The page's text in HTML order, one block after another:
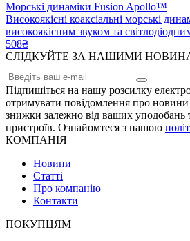
Морські динаміки Fusion Apollo™
Високоякісні коаксіальні морські
високоякісним звуком та
508₴
СЛІДКУЙТЕ ЗА НАШИМИ
Підпишіться на нашу розсилку
отримувати повідомлення про
знижки залежно від ваших уподобань
пристроїв. Ознайомтеся з нашою
КОМПАНІЯ
Новини
Статті
Про компанію
Контакти
ПОКУПЦЯМ